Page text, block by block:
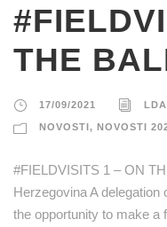
THE
17/09/2021
NOVOSTI, NOVOSTI
#FIELDVISITS 1 – ON
Herzegovina A
the opportunity to make a